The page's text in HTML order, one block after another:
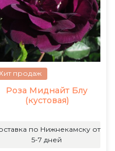
продаж
Роза Миднайт Блу
(кустовая)
по Нижнекамску от
5-7 дней